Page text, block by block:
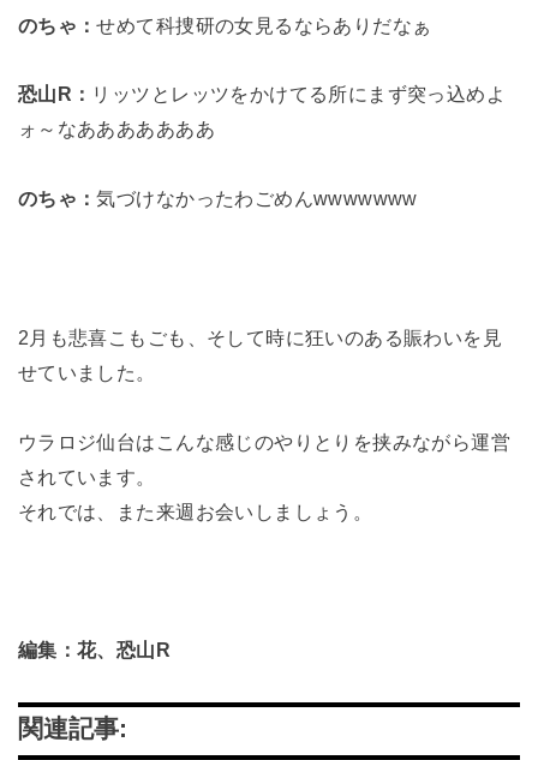
のちゃ：せめて科捜研の女見るならありだなぁ
恐山R： リッツとレッツをかけてる所にまず突っ込めよ
ォ～なあああああああ
のちゃ：気づけなかったわごめんwwwwwww
2月も悲喜こもごも、そして時に狂いのある賑わいを見
せていました。
ウラロジ仙台はこんな感じのやりとりを挟みながら運営
されています。
それでは、また来週お会いしましょう。
編集：花、恐山R
関連記事: